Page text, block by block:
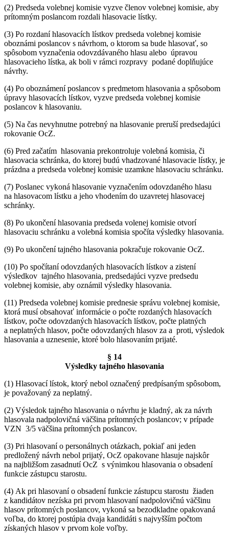
(2) Predseda volebnej komisie vyzve členov volebnej komisie, aby
prítomným poslancom rozdali hlasovacie lístky.
(3) Po rozdaní hlasovacích lístkov predseda volebnej komisie
oboznámi poslancov s návrhom, o ktorom sa bude hlasovať, so
spôsobom vyznačenia odovzdávaného hlasu alebo úpravou
hlasovacieho lístka, ak boli v rámci rozpravy podané doplňujúce
návrhy.
(4) Po oboznámení poslancov s predmetom hlasovania a spôsobom
úpravy hlasovacích lístkov, vyzve predseda volebnej komisie
poslancov k hlasovaniu.
(5) Na čas nevyhnutne potrebný na hlasovanie preruší predsedajúci
rokovanie OcZ.
(6) Pred začatím hlasovania prekontroluje volebná komisia, či
hlasovacia schránka, do ktorej budú vhadzované hlasovacie lístky, je
prázdna a predseda volebnej komisie uzamkne hlasovaciu schránku.
(7) Poslanec vykoná hlasovanie vyznačením odovzdaného hlasu
na hlasovacom lístku a jeho vhodením do uzavretej hlasovacej
schránky.
(8) Po ukončení hlasovania predseda volenej komisie otvorí
hlasovaciu schránku a volebná komisia spočíta výsledky hlasovania.
(9) Po ukončení tajného hlasovania pokračuje rokovanie OcZ.
(10) Po spočítaní odovzdaných hlasovacích lístkov a zistení
výsledkov tajného hlasovania, predsedajúci vyzve predsedu
volebnej komisie, aby oznámil výsledky hlasovania.
(11) Predseda volebnej komisie prednesie správu volebnej komisie,
ktorá musí obsahovať informácie o počte rozdaných hlasovacích
lístkov, počte odovzdaných hlasovacích lístkov, počte platných
a neplatných hlasov, počte odovzdaných hlasov za a proti, výsledok
hlasovania a uznesenie, ktoré bolo hlasovaním prijaté.
§ 14
Výsledky tajného hlasovania
(1) Hlasovací lístok, ktorý nebol označený predpísaným spôsobom,
je považovaný za neplatný.
(2) Výsledok tajného hlasovania o návrhu je kladný, ak za návrh
hlasovala nadpolovičná väčšina prítomných poslancov; v prípade
VZN 3/5 väčšina prítomných poslancov.
(3) Pri hlasovaní o personálnych otázkach, pokiaľ ani jeden
predložený návrh nebol prijatý, OcZ opakovane hlasuje najskôr
na najbližšom zasadnutí OcZ s výnimkou hlasovania o obsadení
funkcie zástupcu starostu.
(4) Ak pri hlasovaní o obsadení funkcie zástupcu starostu žiaden
z kandidátov nezíska pri prvom hlasovaní nadpolovičnú väčšinu
hlasov prítomných poslancov, vykoná sa bezodkladne opakovaná
voľba, do ktorej postúpia dvaja kandidáti s najvyšším počtom
získaných hlasov v prvom kole voľby.